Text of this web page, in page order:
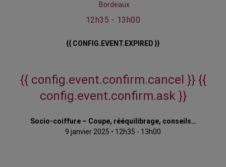
Bordeaux
12h35 - 13h00
{{ CONFIG.EVENT.EXPIRED }}
{{ config.event.confirm.cancel }} {{
config.event.confirm.ask }}
Socio-coiffure – Coupe, rééquilibrage, conseils…
9 janvier 2025 • 12h35 - 13h00